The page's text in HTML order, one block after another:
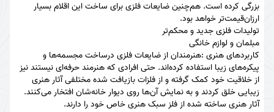
بزرگی کرده است. هم‌چنین ضایعات فلزی برای ساخت این اقلام بسیار
ارزان‌قیمت‌تر خواهد بود.
تولیدات فلزی جدید و محکم‌تر
مبلمان و لوازم خانگی
کاربردهای هنری :هنرمندان از ضایعات فلزی درساخت مجسمه‌ها و
پیکره‌های زیبا استفاده کرده‌اند. حتی افرادی که هنرمند حرفه‌ای نیستند نیز
از خلاقیت خود کمک گرفته و از فلزات بازیافت‌ شده مختلفی آثار هنری
زیبایی خلق کردند و به نمایش آن‌ها روی دیوار خانه‌شان افتخار می‌کنند.
آثار هنری ساخته شده از فلز سبک هنری خاص خود را دارند.